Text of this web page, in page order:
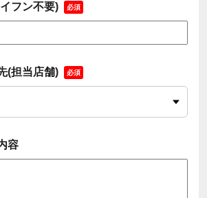
フン不要) 必須
(担当店舗) 必須
容